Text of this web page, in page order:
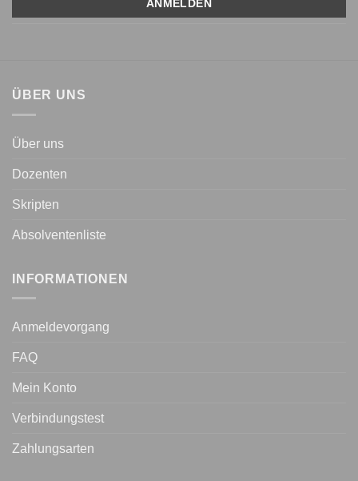
ÜBER UNS
Über uns
Dozenten
Skripten
Absolventenliste
INFORMATIONEN
Anmeldevorgang
FAQ
Mein Konto
Verbindungstest
Zahlungsarten